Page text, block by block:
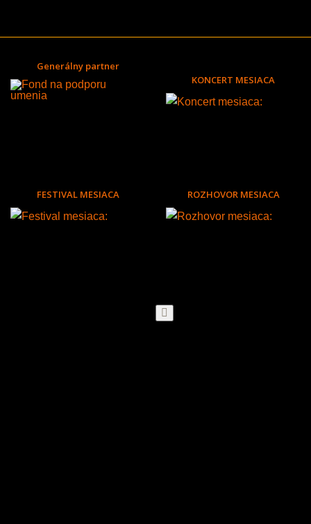
Generálny partner
KONCERT MESIACA
FESTIVAL MESIACA ROZHOVOR MESIACA